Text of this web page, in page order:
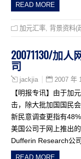
READ MORE
加元汇率 背景资料(
20071130/加
司
jackjia 2007 年
【明报专讯】由于加
击，除大批加国国民
新民意调查更指有
美国公司于网上推出
Dufferin Research公
READ MORE